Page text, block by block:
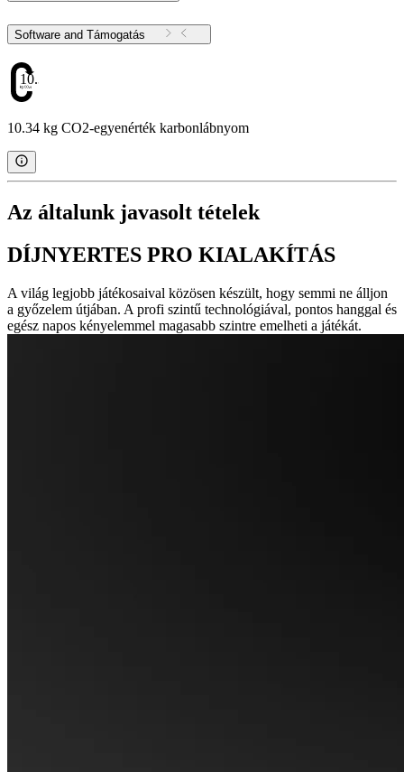
Software and Támogatás
10.34
10.34 kg CO2-egyenérték karbonlábnyom
Az általunk javasolt tételek
DÍJNYERTES PRO KIALAKÍTÁS
A világ legjobb játékosaival közösen készült, hogy semmi ne álljon
a győzelem útjában. A profi szintű technológiával, pontos hanggal és
egész napos kényelemmel magasabb szintre emelheti a játékát.